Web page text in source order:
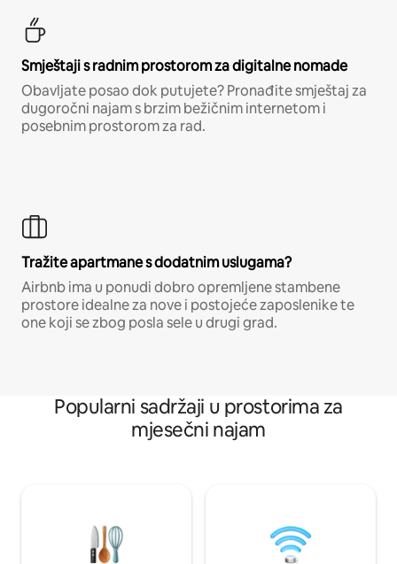
Smještaji s radnim prostorom za digitalne nomade
Obavljate posao dok putujete? Pronađite smještaj za
dugoročni najam s brzim bežičnim internetom i
posebnim prostorom za rad.
Tražite apartmane s dodatnim uslugama?
Airbnb ima u ponudi dobro opremljene stambene
prostore idealne za nove i postojeće zaposlenike te
one koji se zbog posla sele u drugi grad.
Popularni sadržaji u prostorima za
mjesečni najam